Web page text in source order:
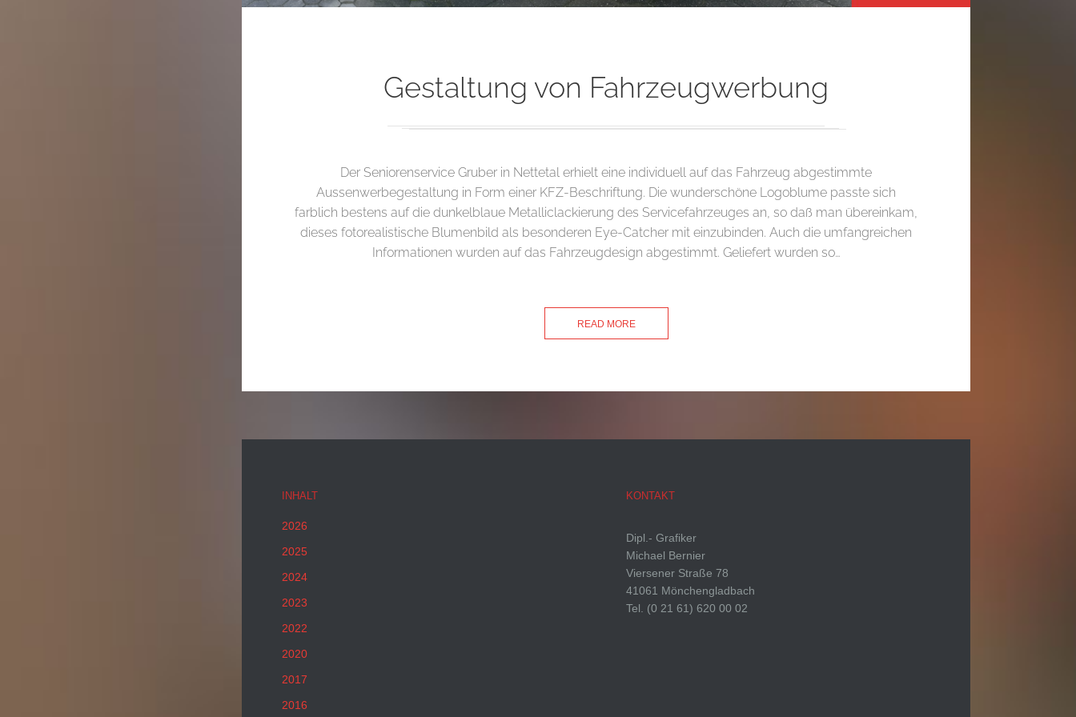
Gestaltung von Fahrzeugwerbung
Der Seniorenservice Gruber in Nettetal erhielt eine individuell auf das Fahrzeug abgestimmte
Aussenwerbegestaltung in Form einer KFZ-Beschriftung. Die wunderschöne Logoblume passte sich
farblich bestens auf die dunkelblaue Metalliclackierung des Servicefahrzeuges an, so daß man übereinkam,
dieses fotorealistische Blumenbild als besonderen Eye-Catcher mit einzubinden. Auch die umfangreichen
Informationen wurden auf das Fahrzeugdesign abgestimmt. Geliefert wurden so…
READ MORE
INHALT
2026
2025
2024
2023
2022
2020
2017
2016
KONTAKT
Dipl.- Grafiker
Michael Bernier
Viersener Straße 78
41061 Mönchengladbach
Tel. (0 21 61) 620 00 02